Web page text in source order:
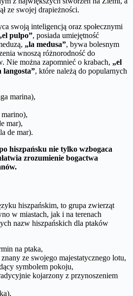
ze swojej drapieżności.
swoją inteligencją oraz społecznymi
pulpo”, posiada umiejętność
„la medusa”, bywa bolesnym
wnoszą różnorodność do
Nie można zapomnieć o krabach, „el
langosta”, które należą do popularnych
marina),
mar),
de mar).
hiszpańsku nie tylko wzbogaca
zrozumienie bogactwa
hiszpańskim, to grupa zwierząt
w miastach, jak i na terenach
nazw hiszpańskich dla ptaków
na ptaka,
znany ze swojego majestatycznego lotu,
symbolem pokoju,
kojarzony z przynoszeniem